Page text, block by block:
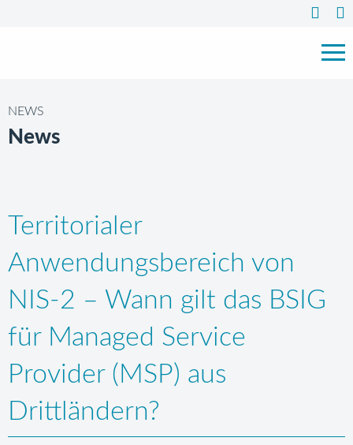
NEWS
News
Territorialer
Anwendungsbereich von
NIS-2 – Wann gilt das BSIG
für Managed Service
Provider (MSP) aus
Drittländern?